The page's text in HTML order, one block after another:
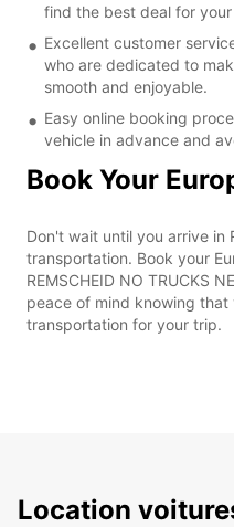
find the best deal for
Excellent customer
who are dedicated to
smooth and enjoyable.
Easy online booking
vehicle in advance and
Book Your
Don't wait until you arrive in
transportation. Book your
REMSCHEID NO TRUCKS
peace of mind knowing
transportation for your trip.
Location